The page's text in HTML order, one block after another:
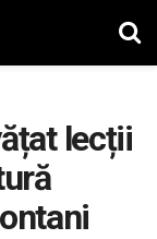
lecții